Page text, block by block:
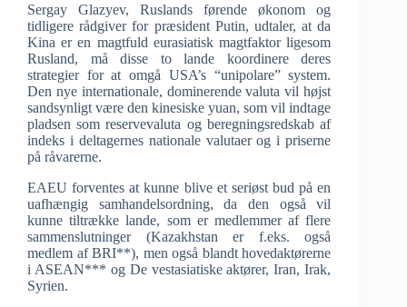
Sergay Glazyev, Ruslands førende økonom og
tidligere rådgiver for præsident Putin, udtaler, at da
Kina er en magtfuld eurasiatisk magtfaktor ligesom
Rusland, må disse to lande koordinere deres
strategier for at omgå USA’s “unipolare” system.
Den nye internationale, dominerende valuta vil højst
sandsynligt være den kinesiske yuan, som vil indtage
pladsen som reservevaluta og beregningsredskab af
indeks i deltagernes nationale valutaer og i priserne
på råvarerne.
EAEU forventes at kunne blive et seriøst bud på en
uafhængig samhandelsordning, da den også vil
kunne tiltrække lande, som er medlemmer af flere
sammenslutninger (Kazakhstan er f.eks. også
medlem af BRI**), men også blandt hovedaktørerne
i ASEAN*** og De vestasiatiske aktører, Iran, Irak,
Syrien.